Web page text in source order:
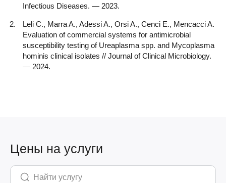
Infectious Diseases. — 2023.
Leli C., Marra A., Adessi A., Orsi A., Cenci E., Mencacci A.
Evaluation of commercial systems for antimicrobial
susceptibility testing of Ureaplasma spp. and Mycoplasma
hominis clinical isolates // Journal of Clinical Microbiology.
— 2024.
Цены на услуги